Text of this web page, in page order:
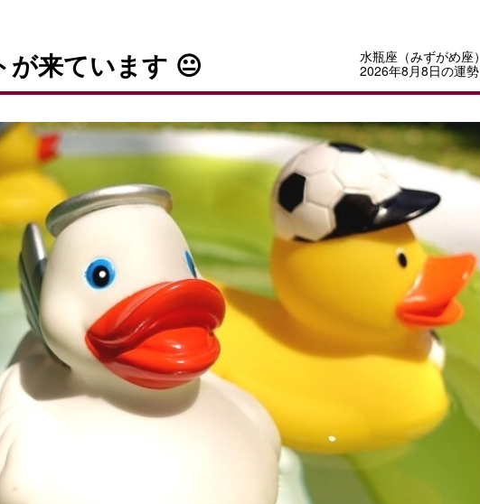
が来ています 😐
水瓶座（みずがめ座）
2026年8月8日の運勢